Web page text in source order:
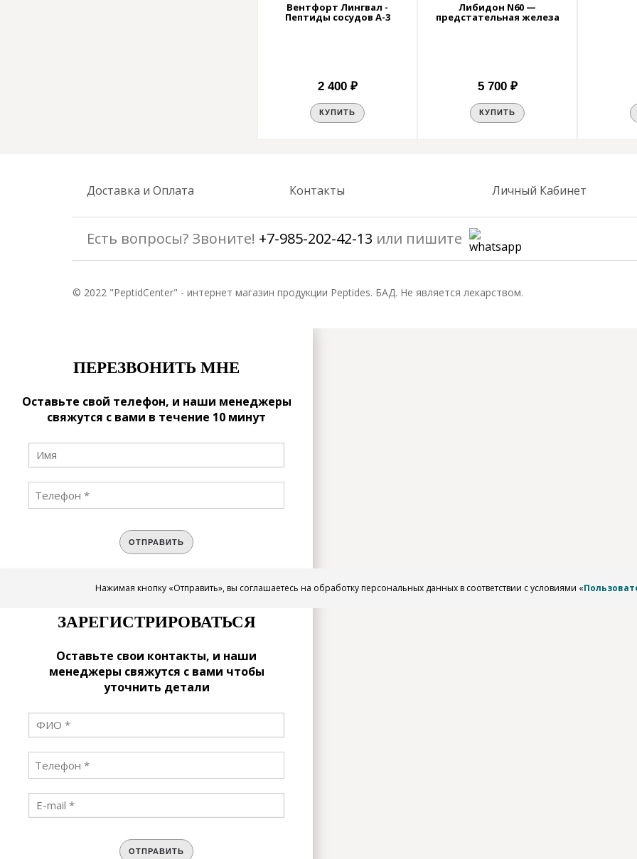
Вентфорт Лингвал -
Пептиды сосудов А-3
2 400 ₽
КУПИТЬ
Либидон N60 —
предстательная железа
5 700 ₽
КУПИТЬ
Доставка и Оплата Контакты Личный Кабинет
Есть вопросы? Звоните! +7-985-202-42-13 или пишите
© 2022 "PeptidCenter" - интернет магазин продукции Peptides. БАД. Не является лекарством.
ПЕРЕЗВОНИТЬ МНЕ
Оставьте свой телефон, и наши менеджеры
свяжутся с вами в течение 10 минут
ОТПРАВИТЬ
Нажимая кнопку «Отправить», вы соглашаетесь на обработку персональных данных в соответствии с условиями «
ЗАРЕГИСТРИРОВАТЬСЯ
Оставьте свои контакты, и наши
менеджеры свяжутся с вами чтобы
уточнить детали
ОТПРАВИТЬ